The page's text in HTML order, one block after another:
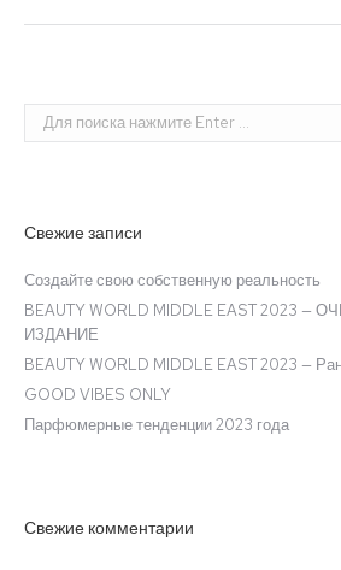
Поиск:
Свежие записи
Создайте свою собственную реальность
BEAUTY WORLD MIDDLE EAST 2023 —
ИЗДАНИЕ
BEAUTY WORLD MIDDLE EAST 2023 —
GOOD VIBES ONLY
Парфюмерные тенденции 2023 года
Свежие комментарии